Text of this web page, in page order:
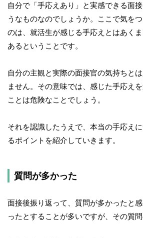
自分で「手応えあり」と実感できる面
うなものなのでしょうか。ここで気を
のは、就活生が感じる手応えとはあく
あるということです。
自分の主観と実際の面接官の気持ちと
ません。その意味では、感じた手応え
ことは危険なことでしょう。
それを認識したうえで、本当の手応え
るポイントを紹介していきます。
質問が多かった
面接後振り返って、質問が多かったと
ったとすることが多いですが、その質問